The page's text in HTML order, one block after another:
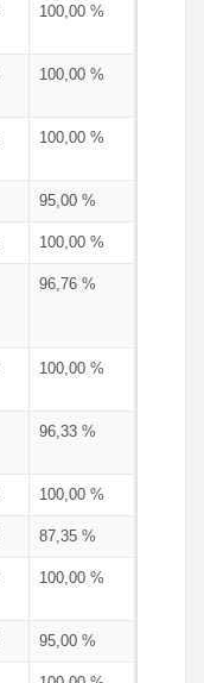
100,00 %
100,00 %
100,00 %
95,00 %
100,00 %
96,76 %
100,00 %
96,33 %
100,00 %
87,35 %
100,00 %
95,00 %